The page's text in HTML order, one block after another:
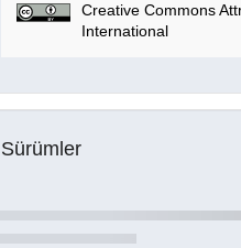
Creative Commons
International
Sürümler